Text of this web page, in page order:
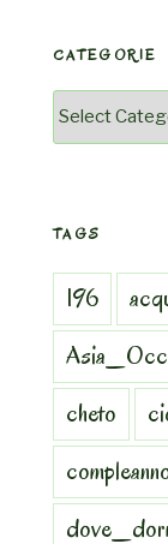
CATEGORIE
Categorie
TAGS
196
cheto